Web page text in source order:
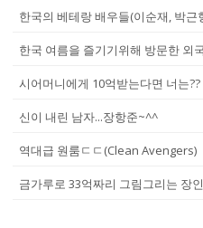
신이 내린 남자...장항준~^^
역대급 원룸ㄷㄷ(Clean Avengers)
금가루로 33억짜리 그림그리는 장인